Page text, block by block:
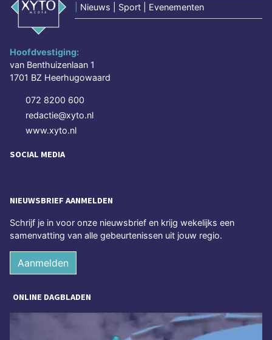
Nieuws | Sport | Evenementen
Hoofdvestiging:
van Benthuizenlaan 1
1701 BZ Heerhugowaard
072 8200 600
redactie@xyto.nl
www.xyto.nl
SOCIAL MEDIA
NIEUWSBRIEF AANMELDEN
Schrijf je in voor onze nieuwsbrief en krijg wekelijks een
samenvatting van alle gebeurtenissen uit jouw regio.
Aanmelden
ONLINE DAGBLADEN